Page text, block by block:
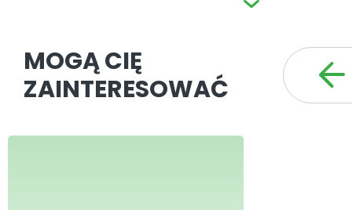
MOGĄ CIĘ
ZAINTERESOWAĆ